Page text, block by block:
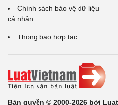
Chính sách bảo vệ dữ liệu
cá nhân
Thông báo hợp tác
Bản quyền © 2000-2026 bởi